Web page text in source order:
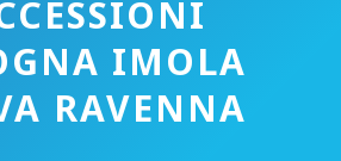
IMOLA
RAVENNA